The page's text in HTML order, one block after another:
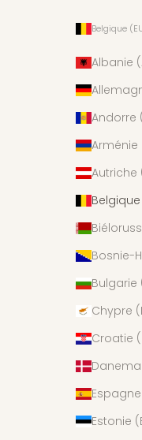
Belgique
Albanie
Andorre
Arménie
Autriche
Belgique
Bosnie-
Bulgarie
Chypre
Croatie
Espagne
Estonie